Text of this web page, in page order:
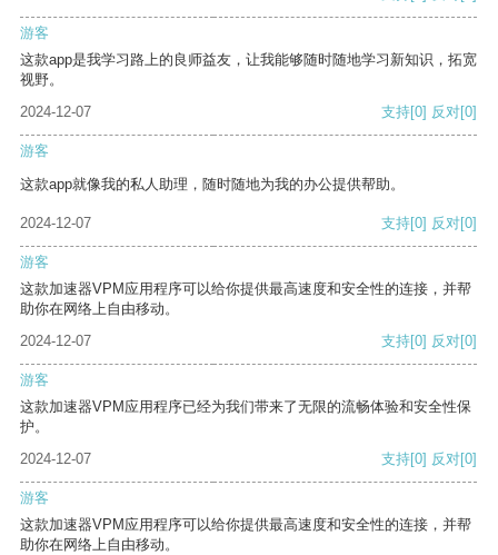
游客
这款app是我学习路上的良师益友，让我能够随时随地学习新知识，拓宽
视野。
2024-12-07
支持[0] 反对[0]
游客
这款app就像我的私人助理，随时随地为我的办公提供帮助。
2024-12-07 支持[0] 反对[0]
游客
这款加速器VPM应用程序可以给你提供最高速度和安全性的连接，并帮
助你在网络上自由移动。
2024-12-07
支持[0] 反对[0]
游客
这款加速器VPM应用程序已经为我们带来了无限的流畅体验和安全性保
护。
2024-12-07
支持[0] 反对[0]
游客
这款加速器VPM应用程序可以给你提供最高速度和安全性的连接，并帮
助你在网络上自由移动。